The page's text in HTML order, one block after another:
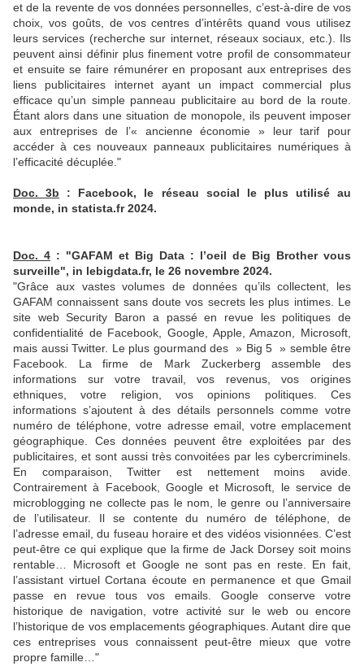
et de la revente de vos données personnelles, c’est-à-dire de vos
choix, vos goûts, de vos centres d’intérêts quand vous utilisez
leurs services (recherche sur internet, réseaux sociaux, etc.). Ils
peuvent ainsi définir plus finement votre profil de consommateur
et ensuite se faire rémunérer en proposant aux entreprises des
liens publicitaires internet ayant un impact commercial plus
efficace qu’un simple panneau publicitaire au bord de la route.
Étant alors dans une situation de monopole, ils peuvent imposer
aux entreprises de l’« ancienne économie » leur tarif pour
accéder à ces nouveaux panneaux publicitaires numériques à
l’efficacité décuplée."
Doc. 3b : Facebook, le réseau social le plus utilisé au
monde, in statista.fr 2024.
Doc. 4 : "GAFAM et Big Data : l’oeil de Big Brother vous
surveille", in lebigdata.fr, le 26 novembre 2024.
"Grâce aux vastes volumes de données qu’ils collectent, les
GAFAM connaissent sans doute vos secrets les plus intimes. Le
site web Security Baron a passé en revue les politiques de
confidentialité de Facebook, Google, Apple, Amazon, Microsoft,
mais aussi Twitter. Le plus gourmand des » Big 5 » semble être
Facebook. La firme de Mark Zuckerberg assemble des
informations sur votre travail, vos revenus, vos origines
ethniques, votre religion, vos opinions politiques. Ces
informations s’ajoutent à des détails personnels comme votre
numéro de téléphone, votre adresse email, votre emplacement
géographique. Ces données peuvent être exploitées par des
publicitaires, et sont aussi très convoitées par les cybercriminels.
En comparaison, Twitter est nettement moins avide.
Contrairement à Facebook, Google et Microsoft, le service de
microblogging ne collecte pas le nom, le genre ou l’anniversaire
de l’utilisateur. Il se contente du numéro de téléphone, de
l’adresse email, du fuseau horaire et des vidéos visionnées. C’est
peut-être ce qui explique que la firme de Jack Dorsey soit moins
rentable… Microsoft et Google ne sont pas en reste. En fait,
l’assistant virtuel Cortana écoute en permanence et que Gmail
passe en revue tous vos emails. Google conserve votre
historique de navigation, votre activité sur le web ou encore
l’historique de vos emplacements géographiques. Autant dire que
ces entreprises vous connaissent peut-être mieux que votre
propre famille…"